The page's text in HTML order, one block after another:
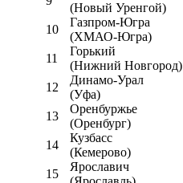
(Новый Уренгой)
10
Газпром-Югра
(ХМАО-Югра)
11
Горький
(Нижний Новгород)
12
Динамо-Урал
(Уфа)
13
Оренбуржье
(Оренбург)
14
Кузбасс
(Кемерово)
15
Ярославич